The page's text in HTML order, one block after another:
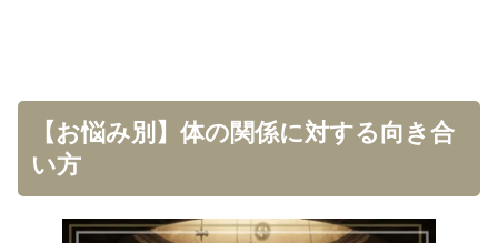
【お悩み別】体の関係に対する向き合
い方